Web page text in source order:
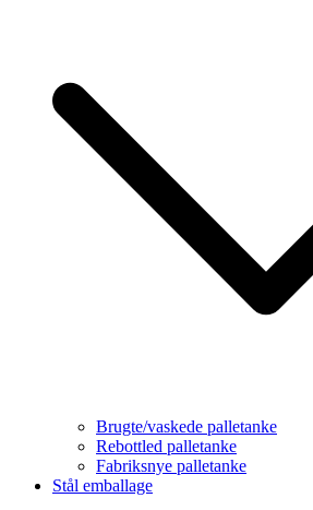
Brugte/vaskede palletanke
Rebottled palletanke
Fabriksnye palletanke
Stål emballage